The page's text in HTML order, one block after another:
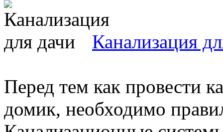
Канализация
Перед тем как провести
домик, необходимо